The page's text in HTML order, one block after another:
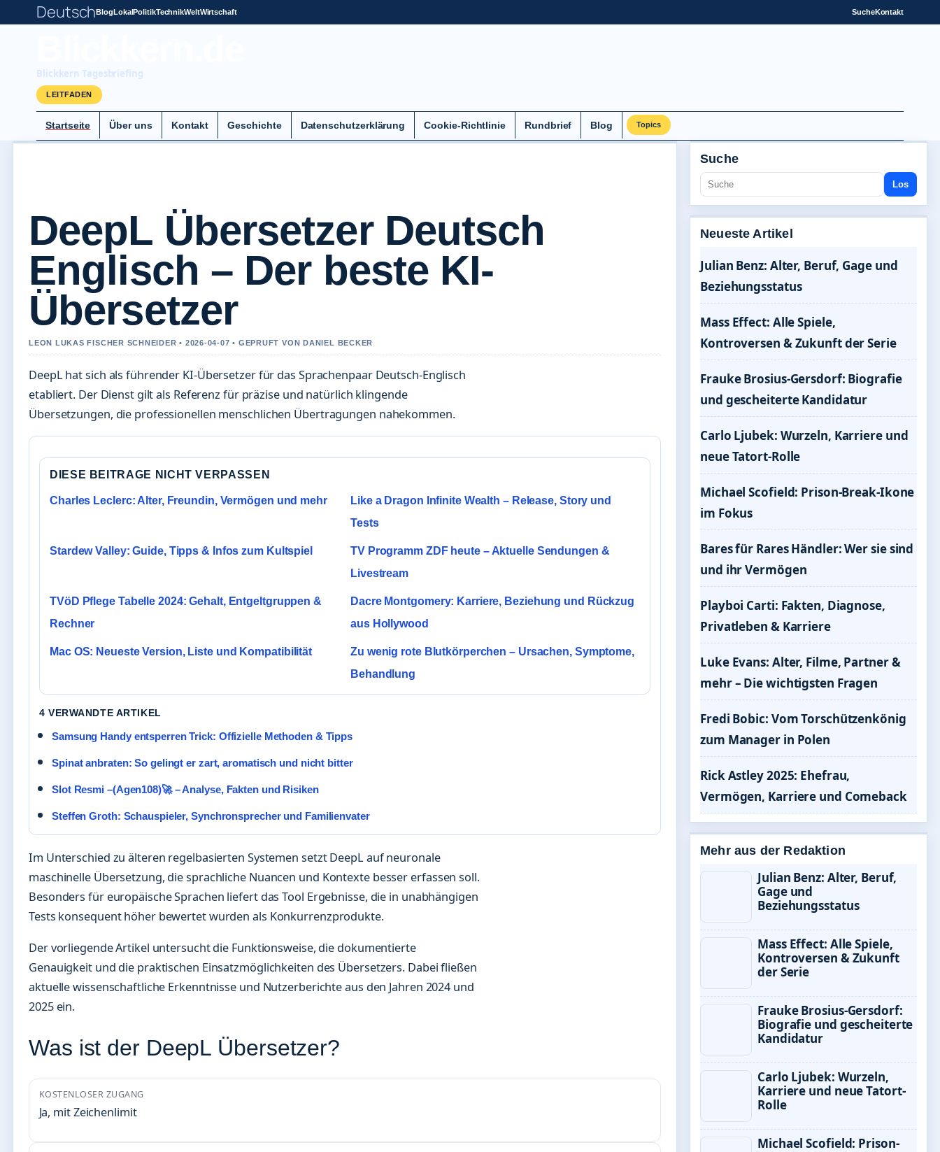
DeutschBlogLokalPolitikTechnikWeltWirtschaft SucheKontakt
Blickkern Tagesbriefing
LEITFADEN
Startseite Über uns Kontakt Geschichte Datenschutzerklärung Cookie-Richtlinie Rundbrief Blog Topics
DeepL Übersetzer Deutsch
Englisch – Der beste KI-
Übersetzer
LEON LUKAS FISCHER SCHNEIDER • 2026-04-07 • GEPRUFT VON DANIEL BECKER
DeepL hat sich als führender KI-Übersetzer für das Sprachenpaar Deutsch-Englisch
etabliert. Der Dienst gilt als Referenz für präzise und natürlich klingende
Übersetzungen, die professionellen menschlichen Übertragungen nahekommen.
DIESE BEITRAGE NICHT VERPASSEN
Charles Leclerc: Alter, Freundin, Vermögen und mehr
Like a Dragon Infinite Wealth – Release, Story und
Tests
Stardew Valley: Guide, Tipps & Infos zum Kultspiel
TV Programm ZDF heute – Aktuelle Sendungen &
Livestream
TVöD Pflege Tabelle 2024: Gehalt, Entgeltgruppen &
Rechner
Dacre Montgomery: Karriere, Beziehung und Rückzug
aus Hollywood
Mac OS: Neueste Version, Liste und Kompatibilität
Zu wenig rote Blutkörperchen – Ursachen, Symptome,
Behandlung
4 VERWANDTE ARTIKEL
Samsung Handy entsperren Trick: Offizielle Methoden & Tipps
Spinat anbraten: So gelingt er zart, aromatisch und nicht bitter
Slot Resmi –(Agen108)🚀 – Analyse, Fakten und Risiken
Steffen Groth: Schauspieler, Synchronsprecher und Familienvater
Im Unterschied zu älteren regelbasierten Systemen setzt DeepL auf neuronale
maschinelle Übersetzung, die sprachliche Nuancen und Kontexte besser erfassen soll.
Besonders für europäische Sprachen liefert das Tool Ergebnisse, die in unabhängigen
Tests konsequent höher bewertet wurden als Konkurrenzprodukte.
Der vorliegende Artikel untersucht die Funktionsweise, die dokumentierte
Genauigkeit und die praktischen Einsatzmöglichkeiten des Übersetzers. Dabei fließen
aktuelle wissenschaftliche Erkenntnisse und Nutzerberichte aus den Jahren 2024 und
2025 ein.
Was ist der DeepL Übersetzer?
KOSTENLOSER ZUGANG
Ja, mit Zeichenlimit
Suche
Los
Neueste Artikel
Julian Benz: Alter, Beruf, Gage und
Beziehungsstatus
Mass Effect: Alle Spiele,
Kontroversen & Zukunft der Serie
Frauke Brosius-Gersdorf: Biografie
und gescheiterte Kandidatur
Carlo Ljubek: Wurzeln, Karriere und
neue Tatort-Rolle
Michael Scofield: Prison-Break-Ikone
im Fokus
Bares für Rares Händler: Wer sie sind
und ihr Vermögen
Playboi Carti: Fakten, Diagnose,
Privatleben & Karriere
Luke Evans: Alter, Filme, Partner &
mehr – Die wichtigsten Fragen
Fredi Bobic: Vom Torschützenkönig
zum Manager in Polen
Rick Astley 2025: Ehefrau,
Vermögen, Karriere und Comeback
Mehr aus der Redaktion
Julian Benz: Alter, Beruf,
Gage und
Beziehungsstatus
Mass Effect: Alle Spiele,
Kontroversen & Zukunft
der Serie
Frauke Brosius-Gersdorf:
Biografie und gescheiterte
Kandidatur
Carlo Ljubek: Wurzeln,
Karriere und neue Tatort-
Rolle
Michael Scofield: Prison-